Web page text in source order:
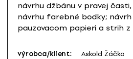
návrhu džbánu v pravej
návrhu farebné bodky;
pauzovacom papieri a strih z
výrobca/klient: Askold Žáčko